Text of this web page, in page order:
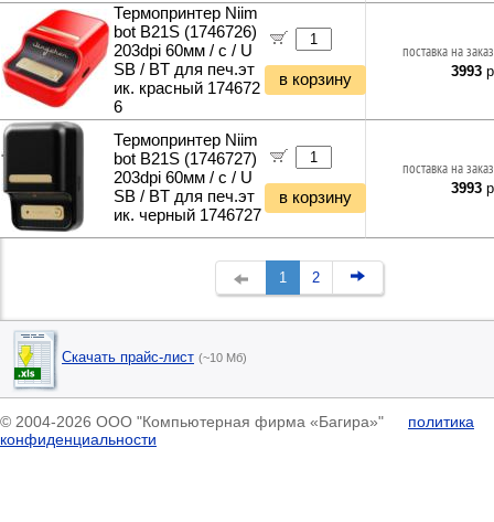
Термопринтер Niim
bot B21S (1746726)
203dpi 60мм / с / U
SB / BT для печ.эт
ик. красный 174672
6
в корзину
поставка на
3993
Термопринтер Niim
bot B21S (1746727)
203dpi 60мм / с / U
SB / BT для печ.эт
ик. черный 1746727
в корзину
поставка на
3993
1 2
Скачать прайс-лист (~10 Мб)
© 2004-2026 ООО "Компьютерная фирма «Багира»" политика
конфиденциальности